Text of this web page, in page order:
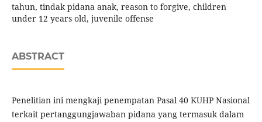
tahun, tindak pidana anak, reason to forgive, children
under 12 years old, juvenile offense
ABSTRACT
Penelitian ini mengkaji penempatan Pasal 40 KUHP Nasional
terkait pertanggungjawaban pidana yang termasuk dalam